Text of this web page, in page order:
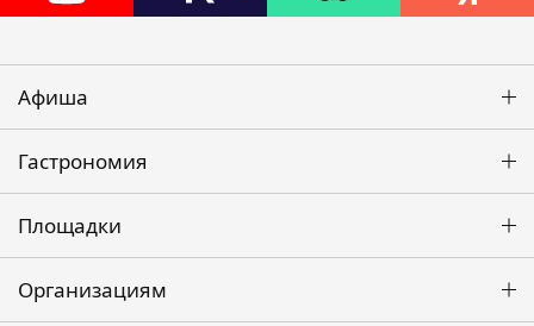
Афиша
Гастрономия
Площадки
Организациям